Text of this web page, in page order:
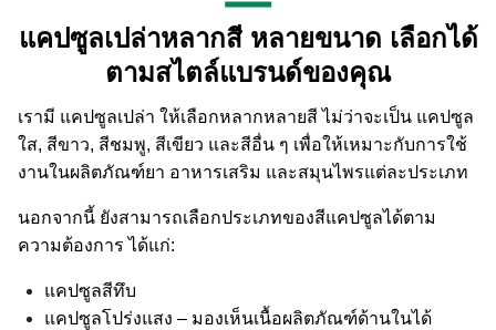
Search
for:
Search
แคปซูลเปล่าหลากสี หลายขนาด เลือกได้
ตามสไตล์แบรนด์ของคุณ
เรามี แคปซูลเปล่า ให้เลือกหลากหลายสี ไม่ว่าจะเป็น แคปซูล
ใส, สีขาว, สีชมพู, สีเขียว และสีอื่น ๆ เพื่อให้เหมาะกับการใช้
งานในผลิตภัณฑ์ยา อาหารเสริม และสมุนไพรแต่ละประเภท
นอกจากนี้ ยังสามารถเลือกประเภทของสีแคปซูลได้ตาม
ความต้องการ ได้แก่:
แคปซูลสีทึบ
แคปซูลโปร่งแสง – มองเห็นเนื้อผลิตภัณฑ์ด้านในได้